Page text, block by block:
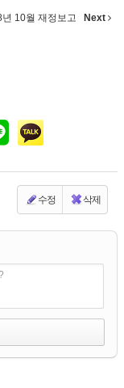
10월 재정보고 Next
수정 삭제